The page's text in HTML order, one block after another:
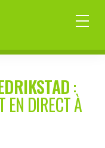
:
EN DIRECT À